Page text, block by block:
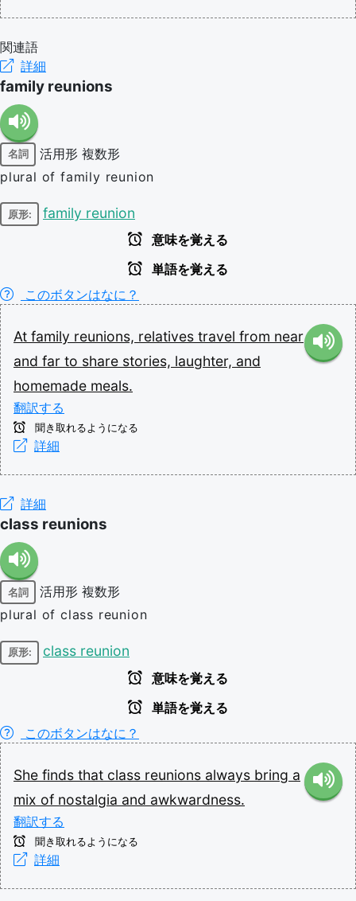
関連語
詳細
family reunions
名詞 活用形 複数形
plural of family reunion
原形: family reunion
意味を覚える
単語を覚える
このボタンはなに？
At family reunions, relatives travel from near
and far to share stories, laughter, and
homemade meals.
翻訳する
聞き取れるようになる
詳細
詳細
class reunions
名詞 活用形 複数形
plural of class reunion
原形: class reunion
意味を覚える
単語を覚える
このボタンはなに？
She finds that class reunions always bring a
mix of nostalgia and awkwardness.
翻訳する
聞き取れるようになる
詳細